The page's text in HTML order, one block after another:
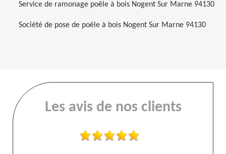
Service de ramonage poêle à bois Nogent Sur Marne 94130
Société de pose de poêle à bois Nogent Sur Marne 94130
Les avis de nos clients